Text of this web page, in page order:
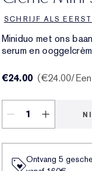
SCHRIJF ALS
Miniduo met ons
serum en
€24.00 €24.00/
Ontvang 5